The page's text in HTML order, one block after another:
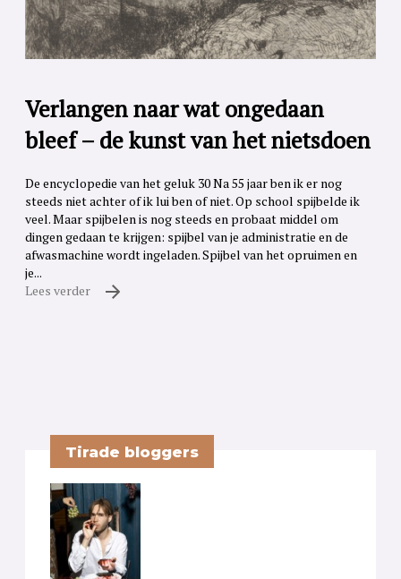
Verlangen naar wat ongedaan
bleef – de kunst van het nietsdoen
De encyclopedie van het geluk 30 Na 55 jaar ben ik er nog
steeds niet achter of ik lui ben of niet. Op school spijbelde ik
veel. Maar spijbelen is nog steeds en probaat middel om
dingen gedaan te krijgen: spijbel van je administratie en de
afwasmachine wordt ingeladen. Spijbel van het opruimen en
je...
Lees verder
Tirade bloggers